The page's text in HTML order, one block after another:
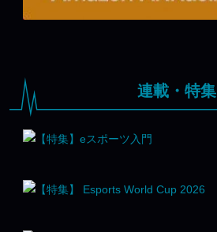
連載・特集